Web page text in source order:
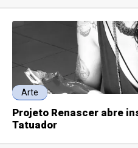
Arte
Projeto Renascer abre
Tatuador